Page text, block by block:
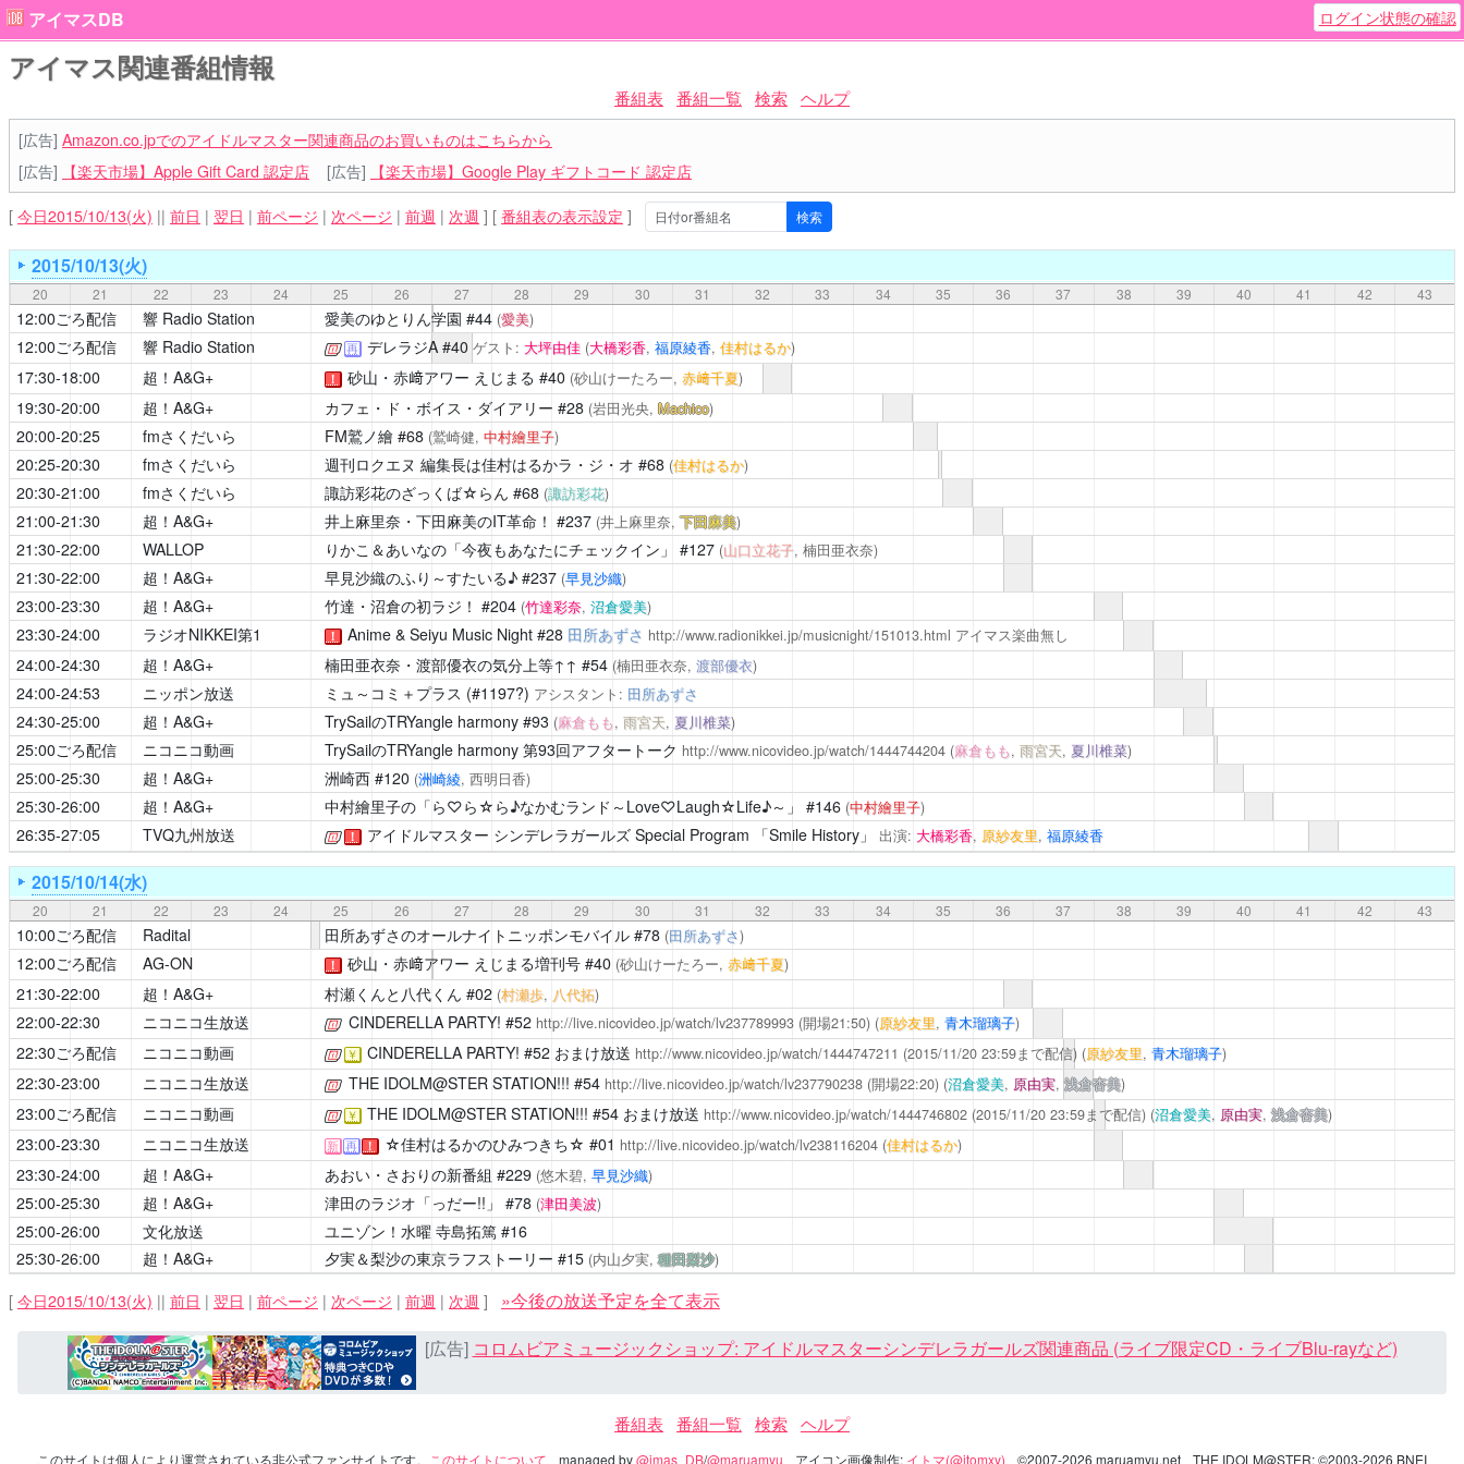
アイマスDB ログイン状態の確認
アイマス関連番組情報
番組表 番組一覧 検索 ヘルプ
[広告] Amazon.co.jpでのアイドルマスター関連商品のお買いものはこちらから
[広告]
【楽天市場】Apple Gift Card 認定店 [広告] 【楽天市場】Google Play ギフトコード 認定店
[ 今日2015/10/13(火) || 前日 | 翌日 | 前ページ | 次ページ | 前週 | 次週 ] [ 番組表の表示設定 ]
2015/10/13(火)
20 21 22 23 24 25 26 27 28 29 30 31 32 33 34 35 36 37 38 39 40 41 42 43
12:00ごろ配信 響 Radio Station 愛美のゆとりん学園 #44 (愛美)
12:00ごろ配信 響 Radio Station
[公式] 再 デレラジA#40 ゲスト: 大坪由佳 (大橋彩香, 福原綾香, 佳村はるか)
17:30-18:00 超！A&G+ ！ 砂山・赤﨑アワー えじまる #40 (砂山けーたろー, 赤﨑千夏)
19:30-20:00 超！A&G+ カフェ・ド・ボイス・ダイアリー #28 (岩田光央, Machico)
20:00-20:25 fmさくだいら FM鷲ノ繪#68 (鷲崎健, 中村繪里子)
20:25-20:30 fmさくだいら 週刊ロクエヌ 編集長は佳村はるかラ・ジ・オ #68 (佳村はるか)
20:30-21:00 fmさくだいら 諏訪彩花のざっくば☆らん #68 (諏訪彩花)
21:00-21:30 超！A&G+ 井上麻里奈・下田麻美のIT革命！ #237 (井上麻里奈,下田麻美)
21:30-22:00 WALLOP りかこ＆あいなの「今夜もあなたにチェックイン」 #127 (山口立花子, 楠田亜衣奈)
21:30-22:00 超！A&G+ 早見沙織のふり～すたいる♪#237 (早見沙織)
23:00-23:30 超！A&G+ 竹達・沼倉の初ラジ！ #204 (竹達彩奈, 沼倉愛美)
23:30-24:00 ラジオNIKKEI第1 ！ Anime & Seiyu Music Night#28 田所あずさ http://www.radionikkei.jp/musicnight/151013.html アイマス楽曲無し
24:00-24:30 超！A&G+ 楠田亜衣奈・渡部優衣の気分上等↑↑ #54 (楠田亜衣奈, 渡部優衣)
24:00-24:53 ニッポン放送 ミュ～コミ＋プラス (#1197?) アシスタント: 田所あずさ
24:30-25:00 超！A&G+ TrySailのTRYangle harmony#93 (麻倉もも, 雨宮天, 夏川椎菜)
25:00ごろ配信 ニコニコ動画 TrySailのTRYangle harmony第93回アフタートーク http://www.nicovideo.jp/watch/1444744204 (麻倉もも, 雨宮天, 夏川椎菜)
25:00-25:30 超！A&G+ 洲崎西#120 (洲崎綾, 西明日香)
25:30-26:00 超！A&G+ 中村繪里子の「ら♡ら☆ら♪なかむランド～Love♡Laugh☆Life♪～」 #146 (中村繪里子)
26:35-27:05 TVQ九州放送
[公式] ！ アイドルマスター シンデレラガールズ Special Program 「Smile History」 出演: 大橋彩香, 原紗友里, 福原綾香
2015/10/14(水)
20 21 22 23 24 25 26 27 28 29 30 31 32 33 34 35 36 37 38 39 40 41 42 43
10:00ごろ配信 Radital 田所あずさのオールナイトニッポンモバイル#78 (田所あずさ)
12:00ごろ配信 AG-ON ！ 砂山・赤﨑アワー えじまる増刊号#40 (砂山けーたろー, 赤﨑千夏)
21:30-22:00 超！A&G+ 村瀬くんと八代くん #02 (村瀬歩, 八代拓)
22:00-22:30 ニコニコ生放送
[公式] CINDERELLA PARTY! #52 http://live.nicovideo.jp/watch/lv237789993(開場21:50) (原紗友里, 青木瑠璃子)
22:30ごろ配信 ニコニコ動画
[公式] ￥ CINDERELLA PARTY! #52 おまけ放送 http://www.nicovideo.jp/watch/1444747211 (2015/11/20 23:59まで配信) (原紗友里, 青木瑠璃子)
22:30-23:00 ニコニコ生放送
[公式] THE IDOLM@STER STATION!!! #54 http://live.nicovideo.jp/watch/lv237790238(開場22:20) (沼倉愛美, 原由実,浅倉杏美)
23:00ごろ配信 ニコニコ動画
[公式] ￥ THE IDOLM@STER STATION!!! #54 おまけ放送 http://www.nicovideo.jp/watch/1444746802(2015/11/20 23:59まで配信) (沼倉愛美, 原由実,浅倉杏美)
23:00-23:30 ニコニコ生放送 新 再 ！ ☆佳村はるかのひみつきち☆ #01 http://live.nicovideo.jp/watch/lv238116204 (佳村はるか)
23:30-24:00 超！A&G+ あおい・さおりの新番組 #229 (悠木碧, 早見沙織)
25:00-25:30 超！A&G+ 津田のラジオ「っだー!!」 #78 (津田美波)
25:00-26:00 文化放送 ユニゾン！水曜 寺島拓篤 #16
25:30-26:00
超！A&G+ 夕実＆梨沙の東京ラフストーリー #15 (内山夕実,種田梨沙)
[ 今日2015/10/13(火) || 前日 | 翌日 | 前ページ | 次ページ | 前週 | 次週 ]
»今後の放送予定を全て表示
[広告] コロムビアミュージックショップ: アイドルマスターシンデレラガールズ関連商品 (ライブ限定CD・ライブBlu-rayなど)
番組表 番組一覧 検索 ヘルプ
このサイトは個人により運営されている非公式ファンサイトです。 このサイトについて managed by@imas_DB/@maruamyu アイコン画像制作: イトマ(@itomxy) ©2007-2026 maruamyu.net THE IDOLM@STER: ©2003-2026 BNEI